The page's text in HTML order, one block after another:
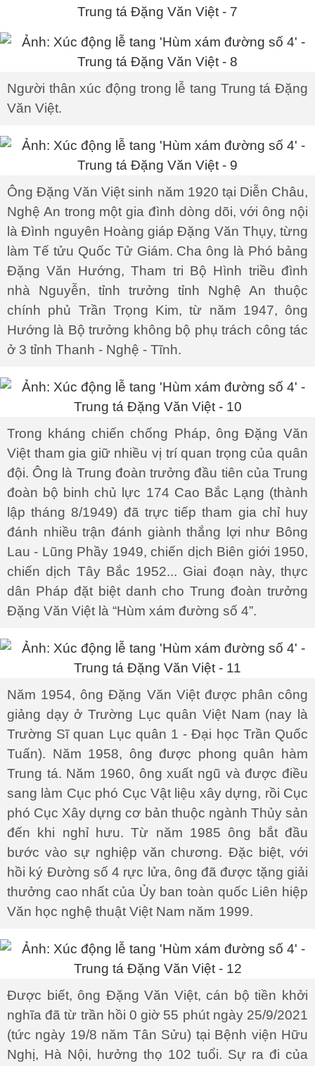
Người thân xúc động trong lễ tang Trung tá Đặng
Văn Việt.
Ông Đặng Văn Việt sinh năm 1920 tại Diễn Châu,
Nghệ An trong một gia đình dòng dõi, với ông nội
là Đình nguyên Hoàng giáp Đặng Văn Thụy, từng
làm Tế tửu Quốc Tử Giám. Cha ông là Phó bảng
Đặng Văn Hướng, Tham tri Bộ Hình triều đình
nhà Nguyễn, tỉnh trưởng tỉnh Nghệ An thuộc
chính phủ Trần Trọng Kim, từ năm 1947, ông
Hướng là Bộ trưởng không bộ phụ trách công tác
ở 3 tỉnh Thanh - Nghệ - Tĩnh.
Trong kháng chiến chống Pháp, ông Đặng Văn
Việt tham gia giữ nhiều vị trí quan trọng của quân
đội. Ông là Trung đoàn trưởng đầu tiên của Trung
đoàn bộ binh chủ lực 174 Cao Bắc Lạng (thành
lập tháng 8/1949) đã trực tiếp tham gia chỉ huy
đánh nhiều trận đánh giành thắng lợi như Bông
Lau - Lũng Phầy 1949, chiến dịch Biên giới 1950,
chiến dịch Tây Bắc 1952... Giai đoạn này, thực
dân Pháp đặt biệt danh cho Trung đoàn trưởng
Đặng Văn Việt là “Hùm xám đường số 4”.
Năm 1954, ông Đặng Văn Việt được phân công
giảng dạy ở Trường Lục quân Việt Nam (nay là
Trường Sĩ quan Lục quân 1 - Đại học Trần Quốc
Tuấn). Năm 1958, ông được phong quân hàm
Trung tá. Năm 1960, ông xuất ngũ và được điều
sang làm Cục phó Cục Vật liệu xây dựng, rồi Cục
phó Cục Xây dựng cơ bản thuộc ngành Thủy sản
đến khi nghỉ hưu. Từ năm 1985 ông bắt đầu
bước vào sự nghiệp văn chương. Đặc biệt, với
hồi ký Đường số 4 rực lửa, ông đã được tặng giải
thưởng cao nhất của Ủy ban toàn quốc Liên hiệp
Văn học nghệ thuật Việt Nam năm 1999.
Được biết, ông Đặng Văn Việt, cán bộ tiền khởi
nghĩa đã từ trần hồi 0 giờ 55 phút ngày 25/9/2021
(tức ngày 19/8 năm Tân Sửu) tại Bệnh viện Hữu
Nghị, Hà Nội, hưởng thọ 102 tuổi. Sự ra đi của